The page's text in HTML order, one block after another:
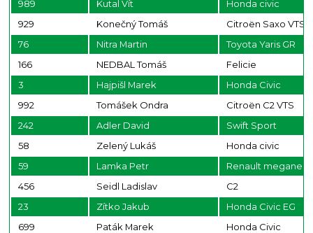
989
Kutal Vít
Honda civic
929
Konečný Tomáš
Citroën Saxo VTS
76
Nitra Martin
Toyota Yaris GR
166
NEDBAL Tomáš
Felicie
3
Hajpišl Marek
Honda Civic
992
Tomášek Ondra
Citroën C2 VTS
242
Adler David
Swift Sport
58
Zelený Lukáš
Honda civic
59
Lamka Petr
Renault megane
456
Seidl Ladislav
C2
23
Zítko Jakub
Honda Civic EG
699
Paták Marek
Honda Civic